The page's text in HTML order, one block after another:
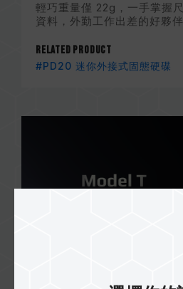
輕巧重量僅 22g，一手掌握
資料，外勤工作出差的好夥伴
Related Product
#PD20 迷你外接式固態硬碟